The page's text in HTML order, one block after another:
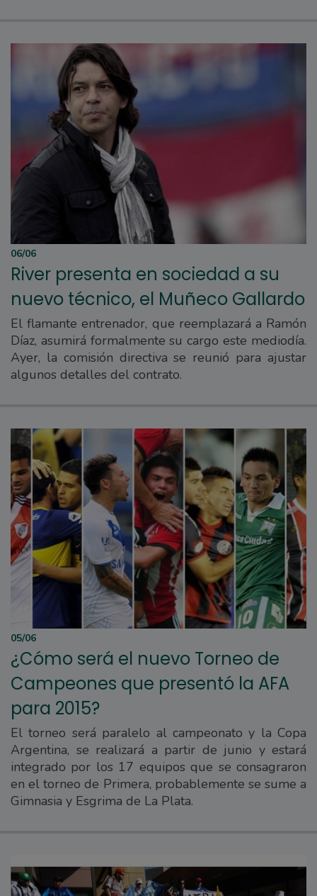
06/06
River presenta en sociedad a su
nuevo técnico, el Muñeco Gallardo
El flamante entrenador, que reemplazará a Ramón
Díaz, asumirá formalmente su cargo este mediodía.
Ayer, la comisión directiva se reunió para ajustar
algunos detalles del contrato.
05/06
¿Cómo será el nuevo Torneo de
Campeones que presentó la AFA
para 2015?
El torneo será paralelo al campeonato y la Copa
Argentina, se realizará a partir de junio y estará
integrado por los 17 equipos que se consagraron
en el torneo de Primera, probablemente se sume a
Gimnasia y Esgrima de La Plata.